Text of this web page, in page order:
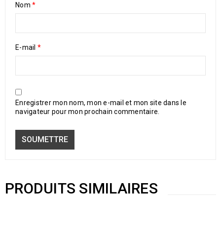
Nom *
E-mail *
Enregistrer mon nom, mon e-mail et mon site dans le
navigateur pour mon prochain commentaire.
PRODUITS SIMILAIRES